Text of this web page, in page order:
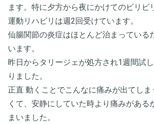
ます。特に夕方から夜にかけてのビリビ
運動リハビリは週2回受けています。
仙腸関節の炎症はほとんど治まっている
います。
昨日からタリージェが処方され1週間試
りました。
正直 動くことでこんなに痛みが出てし
くて、安静にしていた時より痛みがある
まいました。